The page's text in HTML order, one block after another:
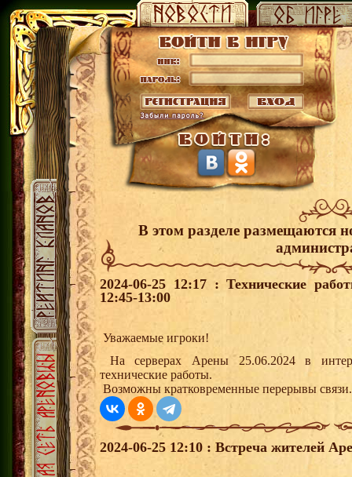
В этом разделе размещаются
2024-06-25 12:17 : Технические
12:45-13:00
Уважаемые игроки!
На серверах Арены 25.06.2024 в
технические работы.
Возможны кратковременные перерывы связи.
2024-06-25 12:10 : Встреча жителей